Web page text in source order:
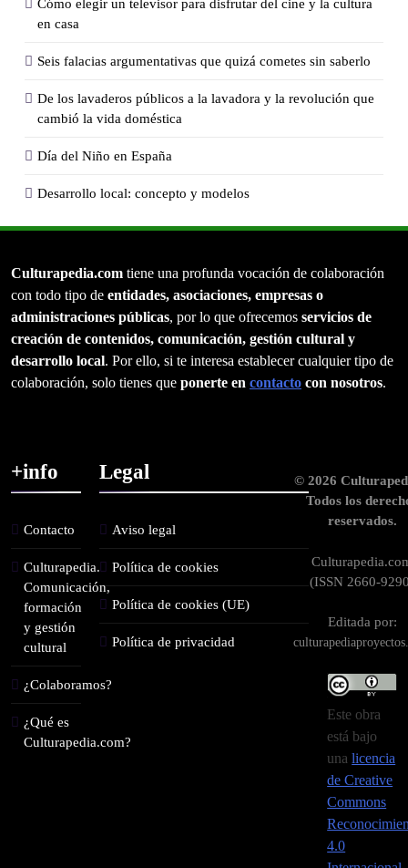
Cómo elegir un televisor para disfrutar del cine y la cultura
en casa
Seis falacias argumentativas que quizá cometes sin saberlo
De los lavaderos públicos a la lavadora y la revolución que
cambió la vida doméstica
Día del Niño en España
Desarrollo local: concepto y modelos
Culturapedia.com tiene una profunda vocación de colaboración
con todo tipo de entidades, asociaciones, empresas o
administraciones públicas, por lo que ofrecemos servicios de
creación de contenidos, comunicación, gestión cultural y
desarrollo local. Por ello, si te interesa establecer cualquier tipo de
colaboración, solo tienes que ponerte en contacto con nosotros.
+info
Contacto
Culturapedia.
Comunicación,
formación
y gestión
cultural
¿Colaboramos?
¿Qué es
Culturapedia.com?
Legal
Aviso legal
Política de cookies
Política de cookies (UE)
Política de privacidad
© 2026
Todos los
reservados.
(ISSN 2660-
Editada por:
Este obra
está bajo
unalicencia
de Creative
Commons
4.0